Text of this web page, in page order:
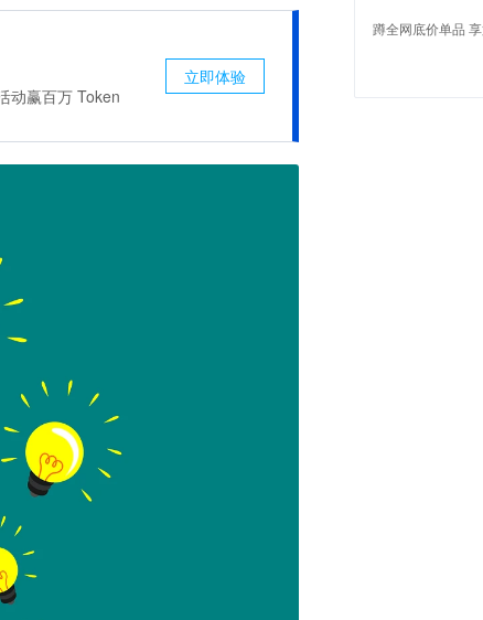
动赢百万 Token
立即体验
蹲全网底价单品